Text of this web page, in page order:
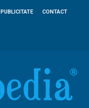
PUBLICITATE CONTACT